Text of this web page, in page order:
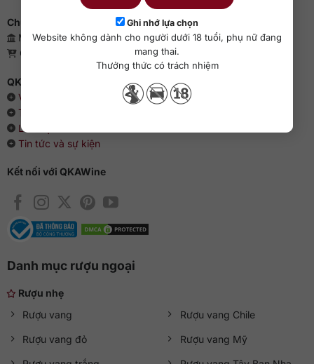
Ghi nhớ lựa chọn
Website không dành cho người dưới 18 tuổi, phụ nữ đang
mang thai.
Thưởng thức có trách nhiệm
Chứng nhận kinh doanh
Mã số doanh nghiệp: 0110385539 - QKAWine JSC
Giấy phép bán lẻ rượu: 04/GP-UBND
QKAWine - Chuyên rượu ngoại hàng đầu Việt Nam
Về chúng tôi
Thông cáo báo chí
Liên hệ với QKAWine
Tin tức và sự kiện
Kết nối với QKAWine
Danh mục rượu ngoại
Rượu nhẹ
Rượu vang
Rượu vang đỏ
Rượu vang Chile
Rượu vang Mỹ